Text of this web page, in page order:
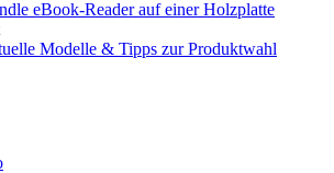
Modelle & Tipps zur Produktwahl